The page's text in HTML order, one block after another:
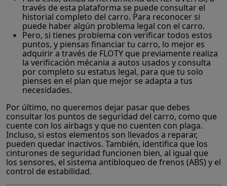
través de esta plataforma se puede consultar el
historial completo del carro. Para reconocer si
puede haber algún problema legal con el carro.
Pero, si tienes problema con verificar todos estos
puntos, y piensas financiar tu carro, lo mejor es
adquirir a través de FLOTY que previamente realiza
la verificación mécania a autos usados y consulta
por completo su estatus legal, para que tu solo
pienses en el plan que mejor se adapta a tus
necesidades.
Por último, no queremos dejar pasar que debes
consultar los puntos de seguridad del carro, como que
cuente con los airbags y que no cuenten con plaga.
Incluso, si estos elementos son llevados a reparar,
pueden quedar inactivos. También, identifica que los
cinturones de seguridad funcionen bien, al igual que
los sensores, el sistema antibloqueo de frenos (ABS) y el
control de estabilidad.